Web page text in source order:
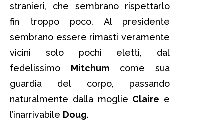
stranieri, che sembrano rispettarlo
fin troppo poco. Al presidente
sembrano essere rimasti veramente
vicini solo pochi eletti, dal
fedelissimo Mitchum come sua
guardia del corpo, passando
naturalmente dalla moglie Claire e
l’inarrivabile Doug.